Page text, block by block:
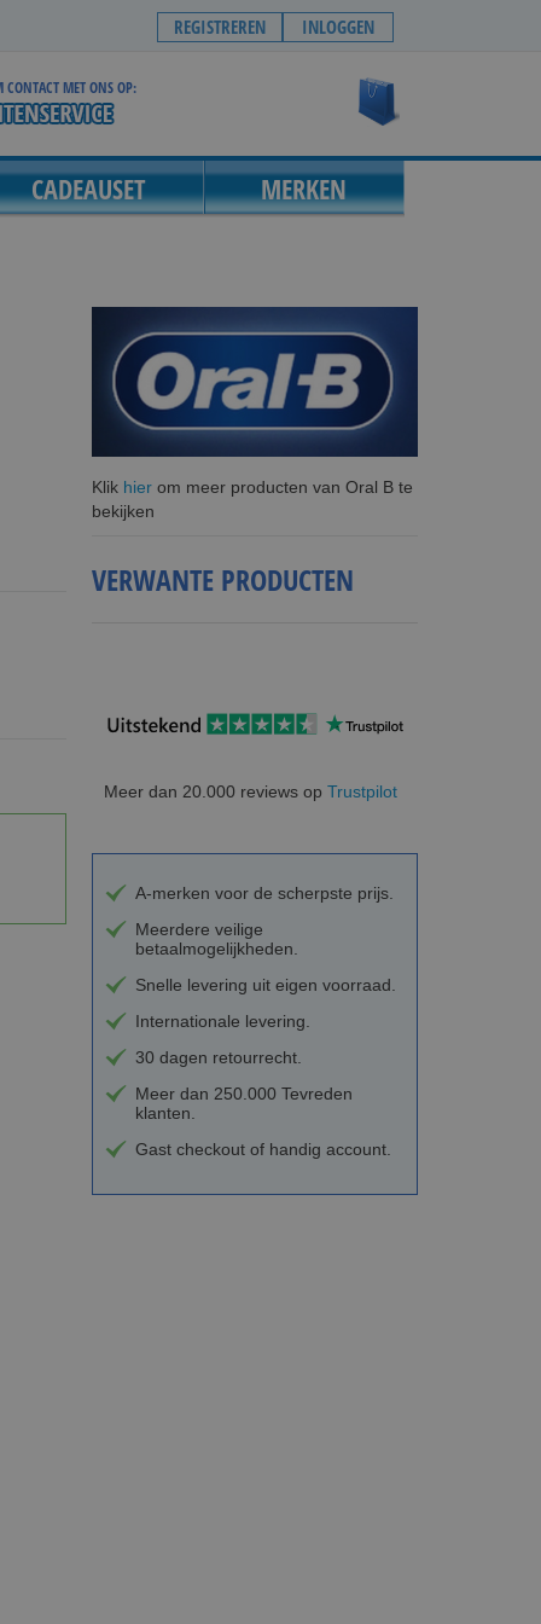
REGISTREREN INLOGGEN
CONTACT MET ONS OP:
CADEAUSET MERKEN
Klik hierom meer producten van Oral B te
bekijken
VERWANTE PRODUCTEN
Meer dan 20.000 reviews op Trustpilot
A-merken voor de scherpste prijs.
Meerdere veilige
betaalmogelijkheden.
Snelle levering uit eigen voorraad.
Internationale levering.
30 dagen retourrecht.
Meer dan 250.000 Tevreden
klanten.
Gast checkout of handig account.